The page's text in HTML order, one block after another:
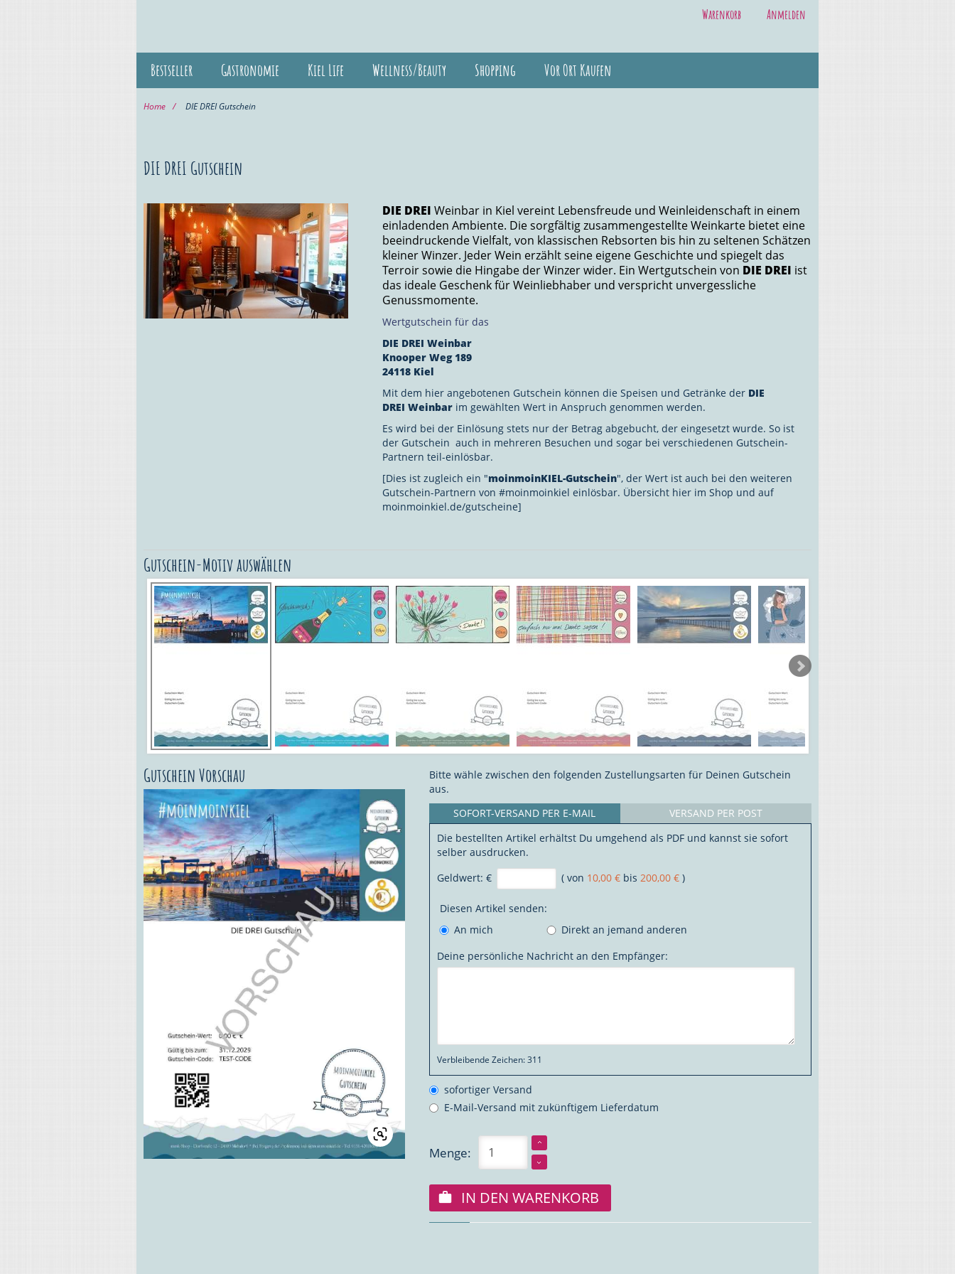
Warenkorb Anmelden
Bestseller Gastronomie Kiel Life Wellness/Beauty Shopping Vor Ort Kaufen
Home DIE DREI Gutschein
DIE DREI Gutschein
DIE DREI Weinbar in Kiel vereint Lebensfreude und Weinleidenschaft in einem
einladenden Ambiente. Die sorgfältig zusammengestellte Weinkarte bietet eine
beeindruckende Vielfalt, von klassischen Rebsorten bis hin zu seltenen Schätzen
kleiner Winzer. Jeder Wein erzählt seine eigene Geschichte und spiegelt das
Terroir sowie die Hingabe der Winzer wider. Ein Wertgutschein von DIE DREI ist
das ideale Geschenk für Weinliebhaber und verspricht unvergessliche
Genussmomente.
Wertgutschein für das
DIE DREI Weinbar
Knooper Weg 189
24118 Kiel
Mit dem hier angebotenen Gutschein können die Speisen und Getränke der DIE
DREI Weinbar im gewählten Wert in Anspruch genommen werden.
Es wird bei der Einlösung stets nur der Betrag abgebucht, der eingesetzt wurde. So ist
der Gutschein auch in mehreren Besuchen und sogar bei verschiedenen Gutschein-
Partnern teil-einlösbar.
[Dies ist zugleich ein "moinmoinKIEL-Gutschein", der Wert ist auch bei den weiteren
Gutschein-Partnern von #moinmoinkiel einlösbar. Übersicht hier im Shop und auf
moinmoinkiel.de/gutscheine]
Gutschein-Motiv auswählen
Gutschein Vorschau
Bitte wähle zwischen den folgenden Zustellungsarten für Deinen Gutschein
aus.
SOFORT-VERSAND PER E-MAIL
VERSAND PER POST
Die bestellten Artikel erhältst Du umgehend als PDF und kannst sie sofort
selber ausdrucken.
Geldwert: € ( von 10,00 €bis 200,00 €)
Diesen Artikel senden:
An mich
Direkt an jemand anderen
Deine persönliche Nachricht an den Empfänger:
Verbleibende Zeichen:311
sofortiger Versand
E-Mail-Versand mit zukünftigem Lieferdatum
Menge:
IN DEN WARENKORB